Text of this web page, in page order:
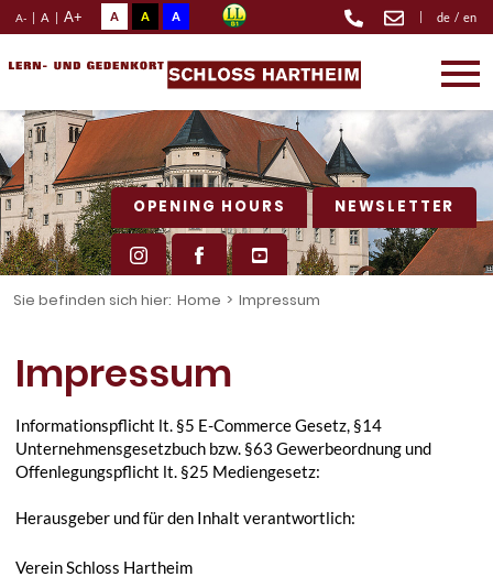
A- | A | A+ A A A | de / en
OPENING HOURS NEWSLETTER
Sie befinden sich hier: Home > Impressum
Impressum
Informationspflicht lt. §5 E-Commerce Gesetz, §14
Unternehmensgesetzbuch bzw. §63 Gewerbeordnung und
Offenlegungspflicht lt. §25 Mediengesetz:
Herausgeber und für den Inhalt verantwortlich:
Verein Schloss Hartheim